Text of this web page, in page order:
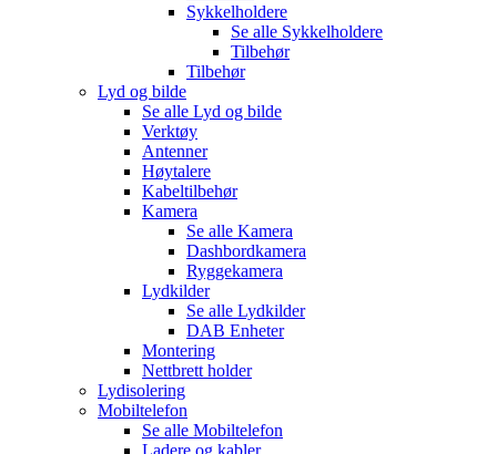
Sykkelholdere
Se alle Sykkelholdere
Tilbehør
Tilbehør
Lyd og bilde
Se alle Lyd og bilde
Verktøy
Antenner
Høytalere
Kabeltilbehør
Kamera
Se alle Kamera
Dashbordkamera
Ryggekamera
Lydkilder
Se alle Lydkilder
DAB Enheter
Montering
Nettbrett holder
Lydisolering
Mobiltelefon
Se alle Mobiltelefon
Ladere og kabler